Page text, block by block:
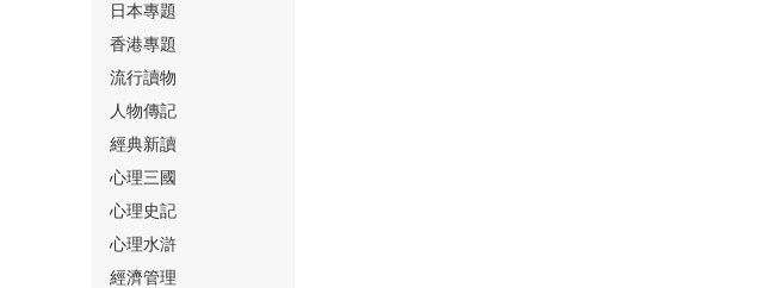
⑭
日本專題
香港專題
流行讀物
人物傳記
經典新讀
心理三國
心理史記
心理水滸
經濟管理